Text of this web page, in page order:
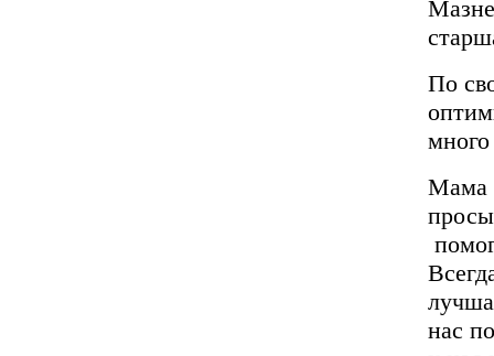
По
Мама
нас